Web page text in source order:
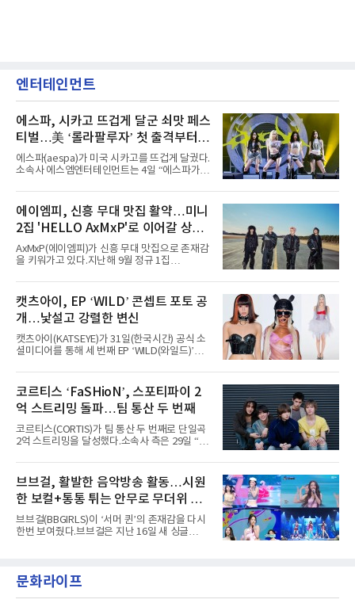
엔터테인먼트
에스파, 시카고 뜨겁게 달군 쇠맛 페스
티벌…美 ‘롤라팔루자’ 첫 출격부터
증명한 존재감
에스파(aespa)가 미국 시카고를 뜨겁게 달궜다.
소속사 에스엠엔터테인먼트는 4일 “에스파가
서 열린 ‘롤라팔루자 시카고’(Lollapalooza
Chicago)의 알리안츠 스테이지에 올랐다”며
“총 14곡으로 구성된 세트리스트를 선사, 데뷔 7
년 차다운 노련한 무대 매너와 파워풀한 에너지
로 현장의 분위기를 압도했다”고 밝혔다.1991
년 시작된 ‘롤라팔루자’는 8개 스테이지, 170여
팀의 아티스트와 40만 명 이상의 관객이 운집하
코르티스 등 K팝 스타들이 출연진 명단에 이름
을 올렸다.이날 에스파는
에이엠피, 신흥 무대 맛집 활약…미니
2집 'HELLO AxMxP'로 이어갈 상승
세
AxMxP(에이엠피)가 신흥 무대 맛집으로 존재감
을 키워가고 있다.지난해 9월 정규 1집
AxMxP는 데뷔 전부터 버스킹과 각종 페스티벌,
공연 무대에 오르며 실전 경험을 쌓아왔다.이들
은 소속사 패밀리 콘서트를 비롯해 '뷰티풀 민트
라이프 2025', '2025 부산국제록페스티벌' 등 대
형 무대에 잇달아 출연해 당찬 에너지와 풋풋한
매력으로 음악팬들의 눈도장을 찍었다.이후
AxMxP는 '카운트다운 판타지 2025-2026',
정적인 실력을 입증했고, 올해 '2026 어썸뮤직
페스티벌', '뷰티풀 민트 라이프 2026', '2026
캣츠아이, EP ‘WILD’ 콘셉트 포토 공
개…낯설고 강렬한 변신
캣츠아이(KATSEYE)가 31일(한국시간) 공식 소
셜미디어를 통해 세 번째 EP ‘WILD(와일드)’의
heart(와일드 하트)’라는 제목이 붙은 콘셉트 포
토에는 멤버들의 본능적이고 야성적인 면모가
강렬하게 담겼다. 짙은 아이섀도와 푸른빛·금빛·
붉은빛의 컬러 렌즈가 비현실적인 분위기를 자
아내고, 여러 원색이 불규칙하게 뒤섞인 멀티컬
러 헤어와 과감한 블루·블랙 립 메이크업이 낯설
고도 매혹적인 비주얼을 완성했다.스타일링 역
엣을 거침없이 결합했다. 멤버들은 각기 다른 개
성을 살린 스타일링을 선
코르티스 ‘FaSHioN’, 스포티파이 2
억 스트리밍 돌파…팀 통산 두 번째
코르티스(CORTIS)가 팀 통산 두 번째로 단일곡
2억 스트리밍을 달성했다.소속사 측은 29일 “코
벌 오디오·음원 스트리밍 플랫폼 스포티파이에
서 27일 자로 누적 재생 수 2억 회를 돌파했
다”고 밝혔다.곡이 발표된 지 약 10개월 만이다.
팀의 첫 번째 2억 스트리밍 곡은 동일 음반에 수
록된 ‘GO!’다. 이 노래는 공개 약 9개월 만인 지
난달 26일 자에 2억 고지를 밟았다. 이는 최근 5
년 내 데뷔한 보이그룹의 곡 중 최단기 2억 달성
했다. “내 티, 5 bucks 바지는, 만원” 등 멤버들
의 라이프 스타일
브브걸, 활발한 음악방송 활동…시원
한 보컬+통통 튀는 안무로 무더위 사
냥
브브걸(BBGIRLS)이 ‘서머 퀸’의 존재감을 다시
한번 보여줬다.브브걸은 지난 16일 새 싱글
MBC '쇼! 음악중심', SBS '인기가요' 등 주요 음
악방송 무대에 올라 화려한 퍼포먼스를 펼쳤다.
문화라이프